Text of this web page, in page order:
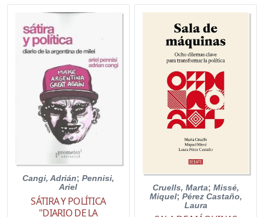
Cangi, Adrián; Pennisi,
Ariel
SÁTIRA Y POLÍTICA
"DIARIO DE LA
Cruells, Marta; Missé,
Miquel; Pérez Castaño,
Laura